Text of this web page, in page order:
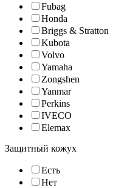
Fubag
Honda
Briggs & Stratton
Kubota
Volvo
Yamaha
Zongshen
Yanmar
Perkins
IVECO
Elemax
Защитный кожух
Есть
Нет